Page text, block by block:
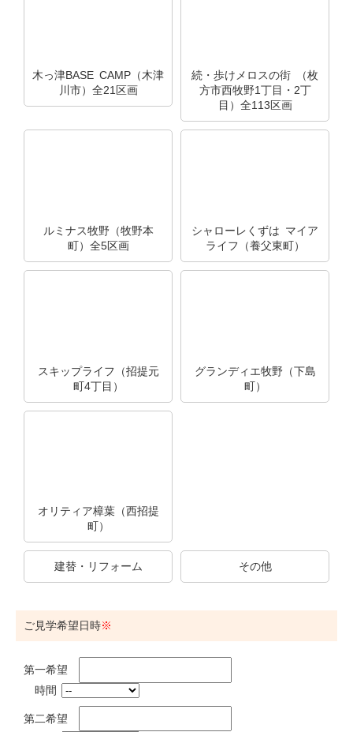
木っ津BASE CAMP（木津
川市）全21区画
続・歩けメロスの街 （枚
方市西牧野1丁目・2丁
目）全113区画
ルミナス牧野（牧野本
町）全5区画
シャローレくずは マイア
ライフ（養父東町）
スキップライフ（招提元
町4丁目）
グランディエ牧野（下島
町）
オリティア樟葉（西招提
町）
建替・リフォーム その他
ご見学希望日時
第一希望
時間
第二希望